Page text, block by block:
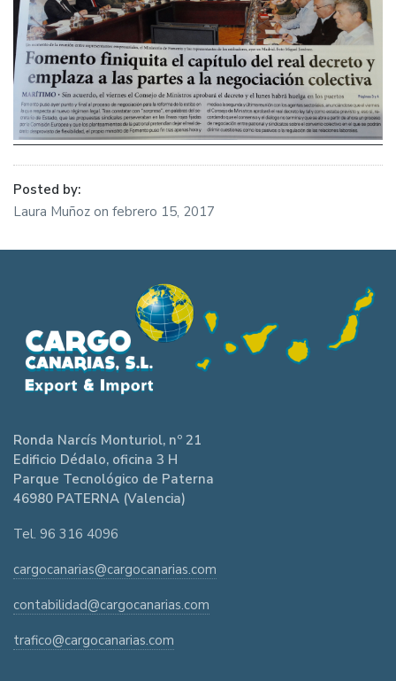
Posted by:
Laura Muñoz on febrero 15, 2017
Ronda Narcís Monturiol, nº 21
Edificio Dédalo, oficina 3 H
Parque Tecnológico de Paterna
46980 PATERNA (Valencia)
Tel. 96 316 4096
cargocanarias@cargocanarias.com
contabilidad@cargocanarias.com
trafico@cargocanarias.com